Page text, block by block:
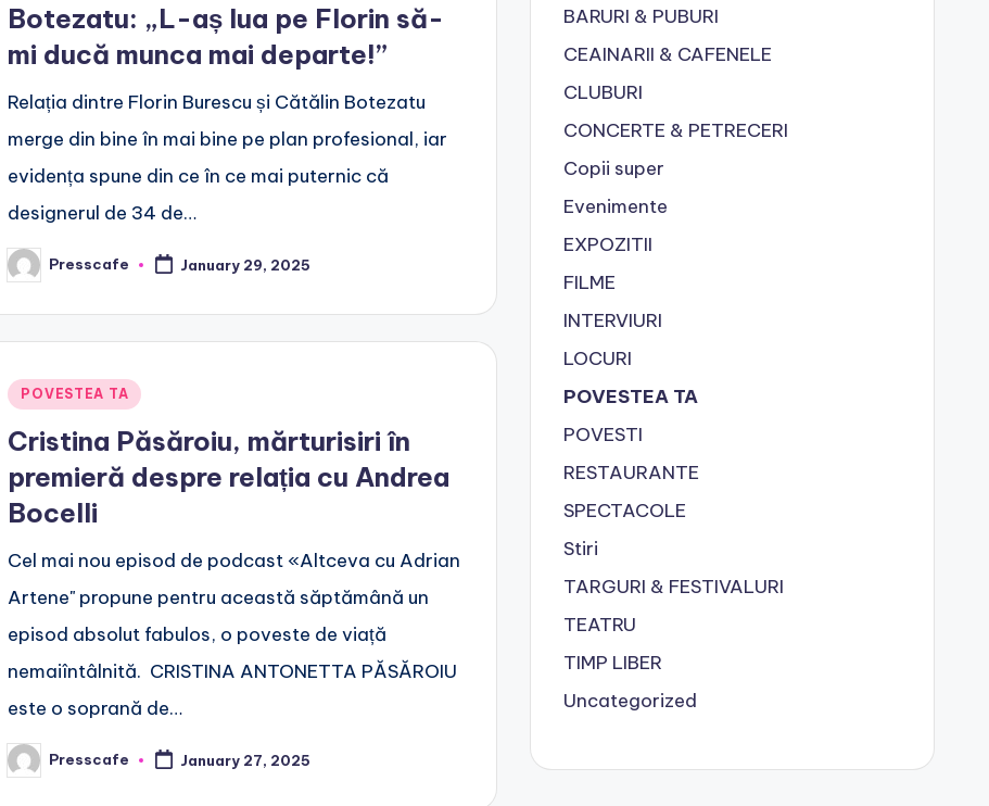
Botezatu: „L-aș lua pe Florin să-
mi ducă munca mai departe!”
Relația dintre Florin Burescu și Cătălin Botezatu
merge din bine în mai bine pe plan profesional, iar
evidența spune din ce în ce mai puternic că
designerul de 34 de…
Posted
by
Presscafe January 29, 2025
Posted
POVESTEA TA
Cristina Păsăroiu, mărturisiri în
premieră despre relația cu Andrea
Bocelli
Cel mai nou episod de podcast «Altceva cu Adrian
Artene" propune pentru această săptămână un
episod absolut fabulos, o poveste de viață
nemaiîntâlnită. CRISTINA ANTONETTA PĂSĂROIU
este o soprană de…
Posted
by
Presscafe January 27, 2025
BARURI & PUBURI
CEAINARII & CAFENELE
CLUBURI
CONCERTE & PETRECERI
Copii super
Evenimente
EXPOZITII
FILME
INTERVIURI
LOCURI
POVESTEA TA
POVESTI
RESTAURANTE
SPECTACOLE
Stiri
TARGURI & FESTIVALURI
TEATRU
TIMP LIBER
Uncategorized